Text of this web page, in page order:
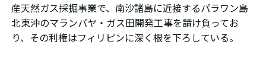
産天然ガス採掘事業で、南沙諸島に近接するパラワン島
北東沖のマランパヤ・ガス田開発工事を請け負ってお
り、その利権はフィリピンに深く根を下ろしている。